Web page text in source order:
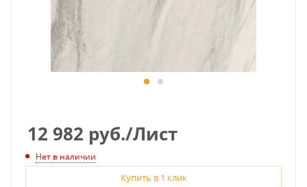
12 982 руб./Лист
Нет в наличии
Купить в 1 клик